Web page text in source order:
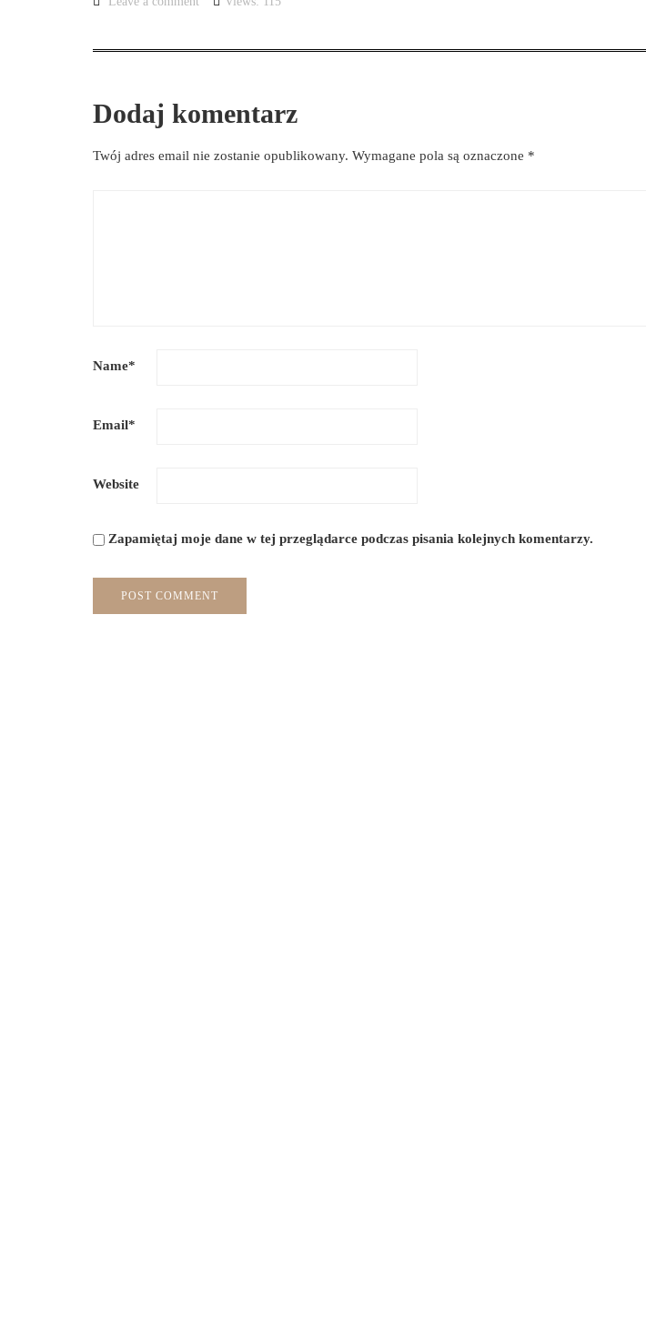
Dodaj komentarz
Twój adres email nie zostanie opublikowany. Wymagane pola są oznaczone *
Name*
Email*
Website
Zapamiętaj moje dane w tej przeglądarce podczas pisania kolejnych komentarzy.